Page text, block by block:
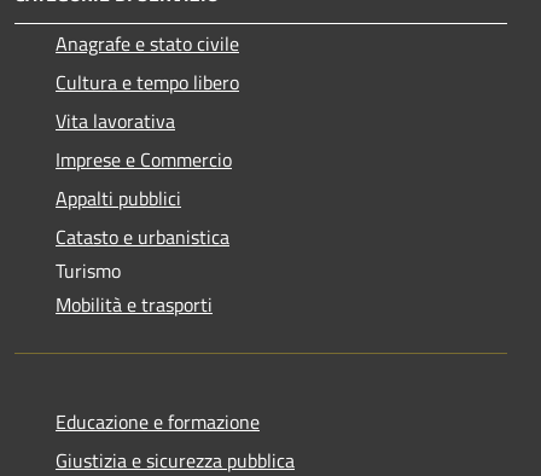
Anagrafe e stato civile
Cultura e tempo libero
Vita lavorativa
Imprese e Commercio
Appalti pubblici
Catasto e urbanistica
Turismo
Mobilità e trasporti
Educazione e formazione
Giustizia e sicurezza pubblica